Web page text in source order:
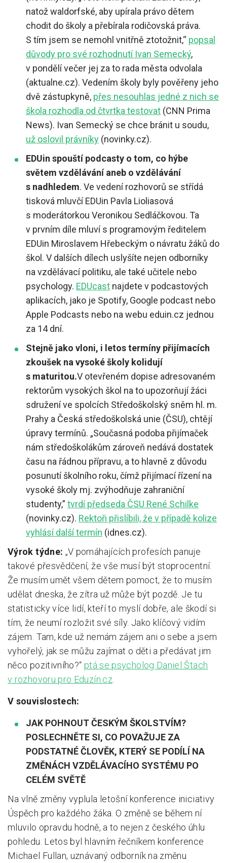
natož waldorfské, aby upírala právo dětem
chodit do školy a přebírala rodičovská práva.
S tím jsem se nemohl vnitřně ztotožnit,“ popsal
důvody pro své rozhodnutí Ivan Semecký,
v pondělí večer jej za to rada města odvolala
(aktualne.cz). Vedením školy byly pověřeny jeho
dvě zástupkyně, přes nesouhlas jedné z nich se
škola rozhodla od čtvrtka testovat (CNN Prima
News). Ivan Semecký se chce bránit u soudu,
už oslovil právníky (novinky.cz).
EDUin spouští podcasty o tom, co hýbe
světem vzdělávání aneb o vzdělávání
s nadhledem. Ve vedení rozhovorů se střídá
tisková mluvčí EDUin Pavla Lioliasová
s moderátorkou Veronikou Sedláčkovou. Ta
v prvním díle mluví s programovým ředitelem
EDUin Miroslavem Hřebeckým o návratu žáků do
škol. V dalších dílech uslyšíte nejen odborníky
na vzdělávací politiku, ale také učitele nebo
psychology. EDUcast najdete v podcastových
aplikacích, jako je Spotify, Google podcast nebo
Apple Podcasts nebo na webu eduin.cz jednou
za 14 dní.
Stejně jako vloni, i letos termíny přijímacích
zkoušek na vysoké školy kolidují
s maturitou.V otevřeném dopise adresovaném
rektorům vysokých škol na to upozorňují žáci
sdružení ve spolcích Středoškolský sněm hl. m.
Prahy a Česká středoškolská unie (ČSU), chtějí
úpravy termínů. „Současná podoba přijímaček
nám středoškolákům zároveň nedává dostatek
času na řádnou přípravu, a to hlavně z důvodu
posunutí školního roku, čímž přijímací řízení na
vysoké školy mj. zvýhodňuje zahraniční
studenty,” tvrdí předseda ČSU René Schilke
(novinky.cz). Rektoři přislíbili, že v případě kolize
vyhlásí další termín (idnes.cz).
Výrok týdne: „V pomáhajících profesích panuje
takové přesvědčení, že vše musí být stoprocentní.
Že musím umět všem dětem pomoct, že to musím
udělat dneska, že zítra už může být pozdě. Je tu
statisticky více lidí, kteří to myslí dobře, ale škodí si
tím, že neumí rozložit své síly. Jako klíčový vidím
zájem. Tam, kde už nemám zájem ani o sebe a jsem
vyhořelý, jak se můžu zajímat o děti a předávat jim
něco pozitivního?“ ptá se psycholog Daniel Štach
v rozhovoru pro Eduzín.cz.
V souvislostech:
JAK POHNOUT ČESKÝM ŠKOLSTVÍM?
POSLECHNĚTE SI, CO POVAŽUJE ZA
PODSTATNÉ ČLOVĚK, KTERÝ SE PODÍLÍ NA
ZMĚNÁCH VZDĚLÁVACÍHO SYSTÉMU PO
CELÉM SVĚTĚ
Na vlně změny vyplula letošní konference iniciativy
Úspěch pro každého žáka. O změně se během ní
mluvilo opravdu hodně, a to nejen z českého úhlu
pohledu. Letos byl hlavním řečníkem konference
Michael Fullan, uznávaný odborník na změnu